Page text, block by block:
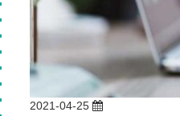
2021-04-25